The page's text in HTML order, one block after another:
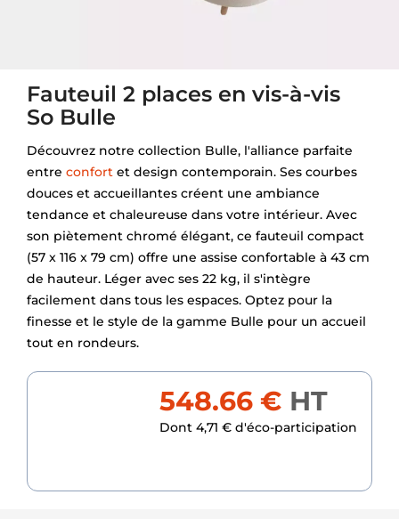
Fauteuil 2 places en vis-à-vis
So Bulle
Découvrez notre collection Bulle, l'alliance parfaite
entre confort et design contemporain. Ses courbes
douces et accueillantes créent une ambiance
tendance et chaleureuse dans votre intérieur. Avec
son piètement chromé élégant, ce fauteuil compact
(57 x 116 x 79 cm) offre une assise confortable à 43 cm
de hauteur. Léger avec ses 22 kg, il s'intègre
facilement dans tous les espaces. Optez pour la
finesse et le style de la gamme Bulle pour un accueil
tout en rondeurs.
548.66 € HT
Dont 4,71 € d'éco-participation